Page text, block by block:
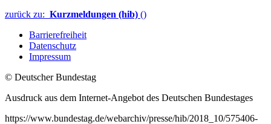
zurück zu: Kurzmeldungen (hib) ()
Barrierefreiheit
Datenschutz
Impressum
© Deutscher Bundestag
Ausdruck aus dem Internet-Angebot des Deutschen Bundestages
https://www.bundestag.de/webarchiv/presse/hib/2018_10/575406-